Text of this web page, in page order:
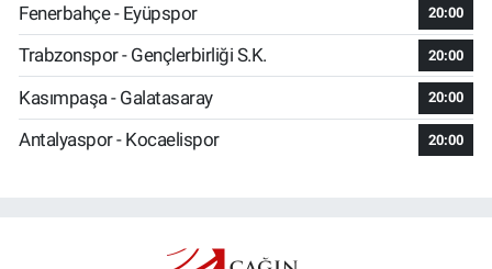
Fenerbahçe - Eyüpspor 20:00
Trabzonspor - Gençlerbirliği S.K. 20:00
Kasımpaşa - Galatasaray 20:00
Antalyaspor - Kocaelispor 20:00